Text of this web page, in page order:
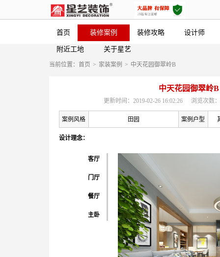
首页 装修案例 装修攻略 设计师
附近工地 关于星艺
当前位置： 首页 > 家装案例 > 中天花园御翠岭B
中天花园御翠岭B
更新时间：2019-02-26 16:02:26 浏览次数
案例风格 田园 案例户型
设计理念：
客厅
门厅
餐厅
主卧